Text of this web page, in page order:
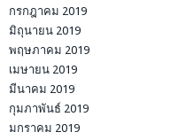
กรกฎาคม 2019
มิถุนายน 2019
พฤษภาคม 2019
เมษายน 2019
มีนาคม 2019
กุมภาพันธ์ 2019
มกราคม 2019